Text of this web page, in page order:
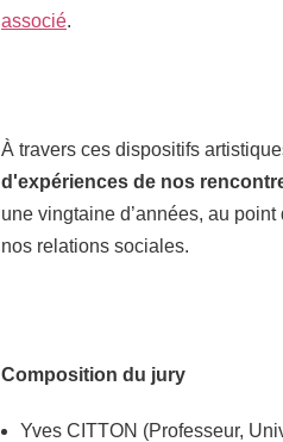
associé.
À travers ces dispositifs
d'expériences de nos
une vingtaine d’années, au
nos relations sociales.
Composition du jury
Yves CITTON (Professeur,